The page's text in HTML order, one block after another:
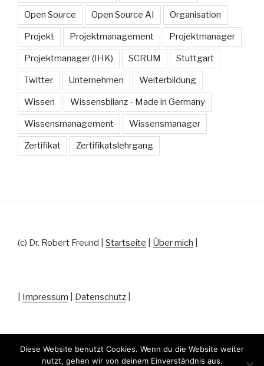
Open Source Open Source AI Organisation
Projekt Projektmanagement Projektmanager
Projektmanager (IHK) SCRUM Stuttgart
Twitter Unternehmen Weiterbildung
Wissen Wissensbilanz - Made in Germany
Wissensmanagement Wissensmanager
Zertifikat Zertifikatslehrgang
(c) Dr. Robert Freund | Startseite Über mich
Impressum Datenschutz
Diese Website benutzt Cookies. Wenn du die Website weiter
nutzt, gehen wir von deinem Einverständnis aus.